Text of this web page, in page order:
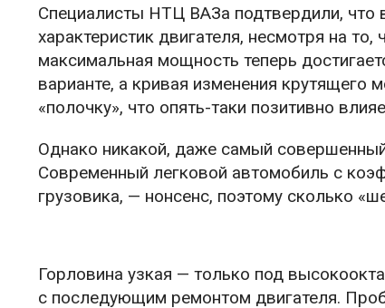
Специалисты НТЦ ВАЗа подтвердили, что
характеристик двигателя, несмотря на
максимальная мощность теперь
варианте, а кривая изменения
«полочку», что опять-таки позитивно
Однако никакой, даже самый
Современный легковой автомобиль с
грузовика, — нонсенс, поэтому сколько
Горловина узкая — только под
с последующим ремонтом двигателя.